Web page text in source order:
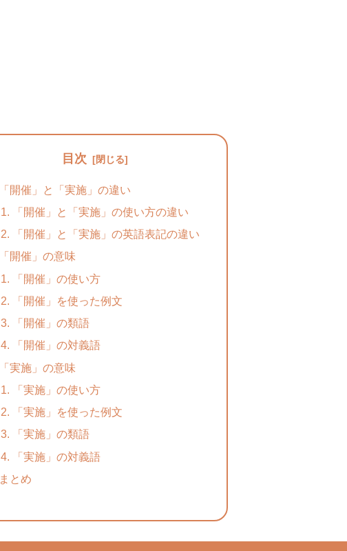
目次
「開催」と「実施」の違い
「開催」と「実施」の使い方の違い
「開催」と「実施」の英語表記の違い
「開催」の意味
「開催」の使い方
「開催」を使った例文
「開催」の類語
「開催」の対義語
「実施」の意味
「実施」の使い方
「実施」を使った例文
「実施」の類語
「実施」の対義語
まとめ